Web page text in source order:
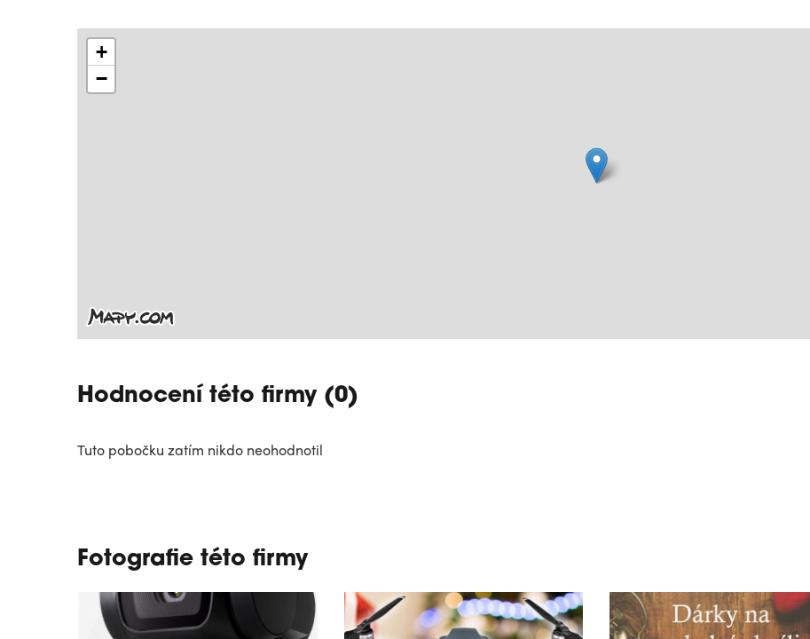
+
−
Hodnocení této firmy (0)
Tuto pobočku zatím nikdo neohodnotil
Fotografie této firmy